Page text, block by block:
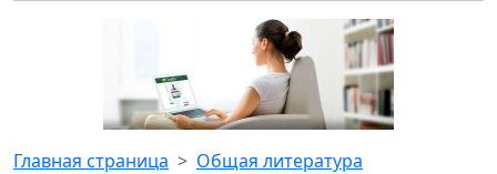
Главная страница
Общая литература